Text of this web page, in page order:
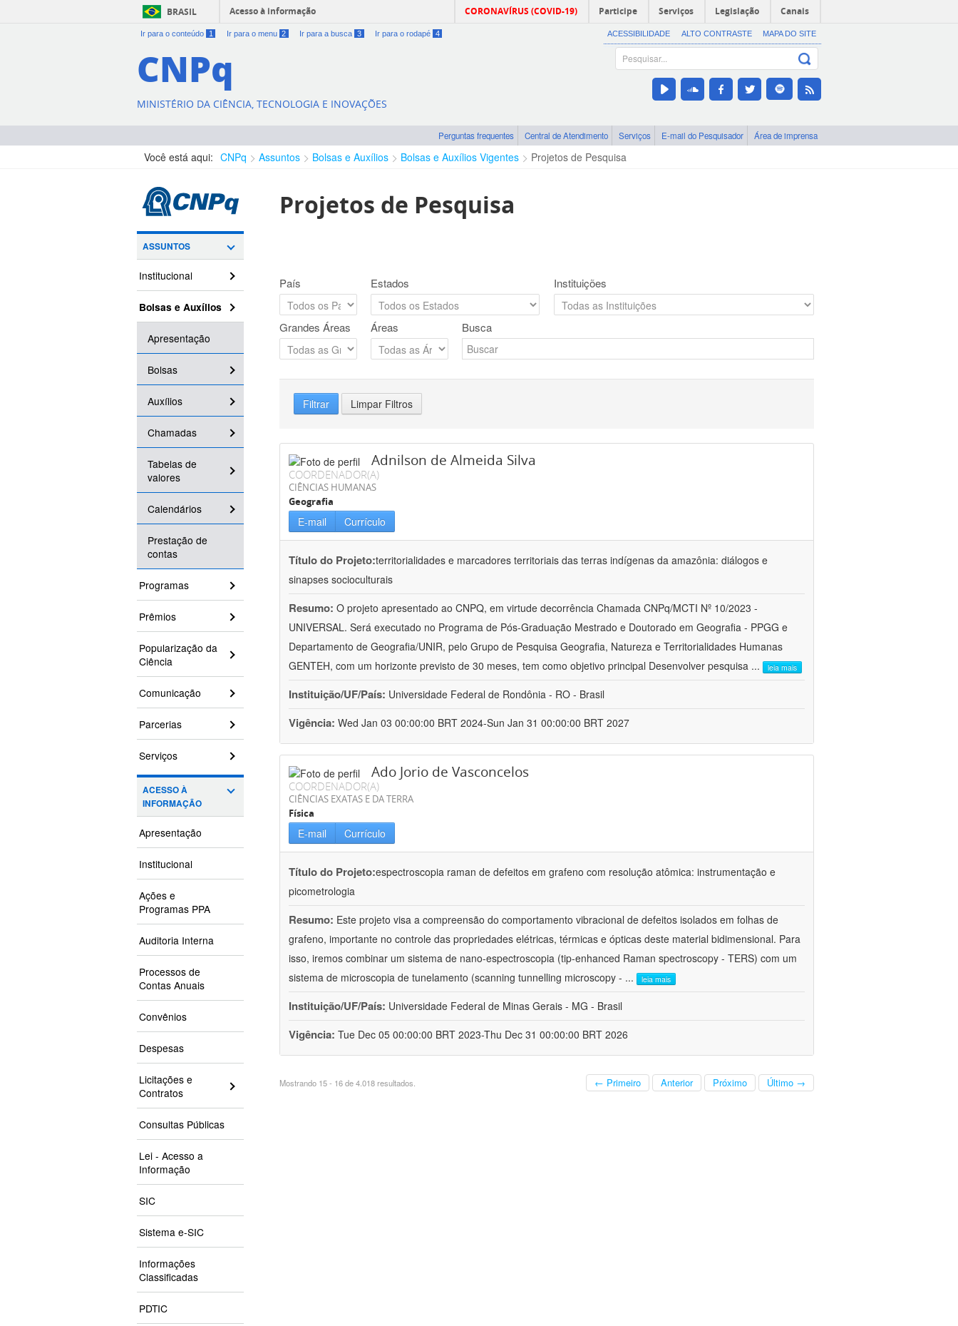
BRASIL Acesso à informação CORONAVÍRUS (COVID-19) Participe Serviços Legislação Canais
Ir para o conteúdo 1 Ir para o menu 2 Ir para a busca 3 Ir para o rodapé 4 ACESSIBILIDADE ALTO CONTRASTE MAPA DO SITE
CNPq
MINISTÉRIO DA CIÊNCIA, TECNOLOGIA E INOVAÇÕES
Perguntas frequentes Central de Atendimento Serviços E-mail do Pesquisador Área de imprensa
Você está aqui: CNPq Assuntos Bolsas e Auxílios Bolsas e Auxílios Vigentes Projetos de Pesquisa
ASSUNTOS
Institucional
Bolsas e Auxílios
Apresentação
Bolsas
Auxílios
Chamadas
Tabelas de
valores
Calendários
Prestação de
contas
Programas
Prêmios
Popularização da
Ciência
Comunicação
Parcerias
Serviços
ACESSO À
INFORMAÇÃO
Apresentação
Institucional
Ações e
Programas PPA
Auditoria Interna
Processos de
Contas Anuais
Convênios
Despesas
Licitações e
Contratos
Consultas Públicas
Lei - Acesso a
Informação
SIC
Sistema e-SIC
Informações
Classificadas
PDTIC
Projetos de Pesquisa
País Estados Instituições
Grandes Áreas Áreas Busca
Filtrar Limpar Filtros
Adnilson de Almeida Silva
COORDENADOR(A)
CIÊNCIAS HUMANAS
Geografia
E-mail Currículo
Título do Projeto:territorialidades e marcadores territoriais das terras indígenas da amazônia: diálogos e
sinapses socioculturais
Resumo: O projeto apresentado ao CNPQ, em virtude decorrência Chamada CNPq/MCTI Nº 10/2023 -
UNIVERSAL. Será executado no Programa de Pós-Graduação Mestrado e Doutorado em Geografia - PPGG e
Departamento de Geografia/UNIR, pelo Grupo de Pesquisa Geografia, Natureza e Territorialidades Humanas 
GENTEH, com um horizonte previsto de 30 meses, tem como objetivo principal Desenvolver pesquisa ... leia mais
Instituição/UF/País: Universidade Federal de Rondônia - RO - Brasil
Vigência: Wed Jan 03 00:00:00 BRT 2024-Sun Jan 31 00:00:00 BRT 2027
Ado Jorio de Vasconcelos
COORDENADOR(A)
CIÊNCIAS EXATAS E DA TERRA
Física
E-mail Currículo
Título do Projeto:espectroscopia raman de defeitos em grafeno com resolução atômica: instrumentação e
picometrologia
Resumo: Este projeto visa a compreensão do comportamento vibracional de defeitos isolados em folhas de
grafeno, importante no controle das propriedades elétricas, térmicas e ópticas deste material bidimensional. Para
isso, iremos combinar um sistema de nano-espectroscopia (tip-enhanced Raman spectroscopy - TERS) com um
sistema de microscopia de tunelamento (scanning tunnelling microscopy - ... leia mais
Instituição/UF/País: Universidade Federal de Minas Gerais - MG - Brasil
Vigência: Tue Dec 05 00:00:00 BRT 2023-Thu Dec 31 00:00:00 BRT 2026
Mostrando 15 - 16 de 4.018 resultados. ← Primeiro Anterior Próximo Último →